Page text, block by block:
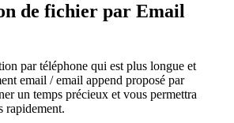
de fichier par Email
par téléphone qui est plus longue et
email / email append proposé par
un temps précieux et vous permettra
rapidement.